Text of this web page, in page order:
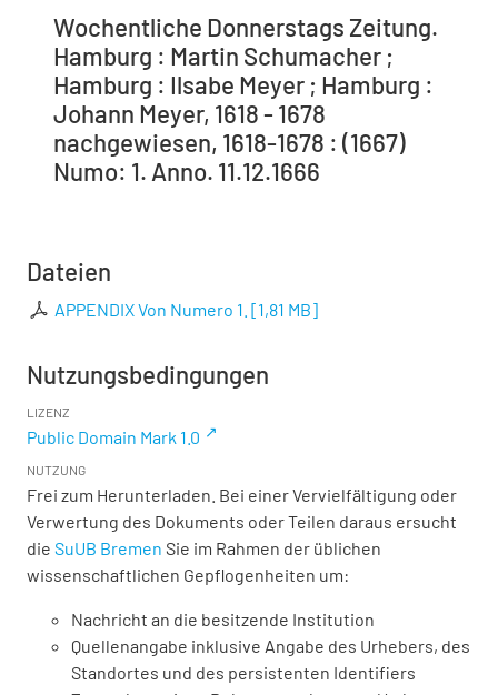
Wochentliche Donnerstags Zeitung.
Hamburg : Martin Schumacher ;
Hamburg : Ilsabe Meyer ; Hamburg :
Johann Meyer, 1618 - 1678
nachgewiesen, 1618-1678 : (1667)
Numo: 1. Anno. 11.12.1666
Dateien
APPENDIX Von Numero 1. [1,81 MB]
Nutzungsbedingungen
LIZENZ
Public Domain Mark 1.0
NUTZUNG
Frei zum Herunterladen. Bei einer Vervielfältigung oder
Verwertung des Dokuments oder Teilen daraus ersucht
die SuUB Bremen Sie im Rahmen der üblichen
wissenschaftlichen Gepflogenheiten um:
Nachricht an die besitzende Institution
Quellenangabe inklusive Angabe des Urhebers, des
Standortes und des persistenten Identifiers